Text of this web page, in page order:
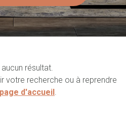
résultat.
votre recherche ou à reprendre
page d'accueil.